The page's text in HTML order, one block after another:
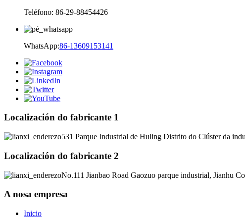
Teléfono: 86-29-88454426
WhatsApp:86-13609153141
Localización do fabricante 1
531 Parque Industrial de Huling Distrito do Clúster da
Localización do fabricante 2
No.111 Jianbao Road Gaozuo parque industrial, Jianhu
A nosa empresa
Inicio